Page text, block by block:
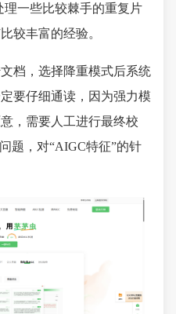
理一些比较棘手的重复片
较丰富的经验。
档，选择降重模式后系统
要仔细通读，因为强力模
，需要人工进行最终校
题，对“AIGC特征”的针